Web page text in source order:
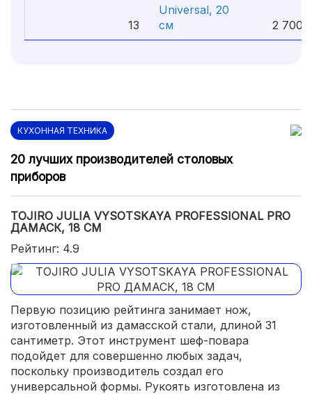
13
Universal, 20
см
2 700
КУХОННАЯ ТЕХНИКА
20 лучших производителей столовых
приборов
TOJIRO JULIA VYSOTSKAYA PROFESSIONAL PRO
ДАМАСК, 18 СМ
Рейтинг: 4.9
Первую позицию рейтинга занимает нож,
изготовленный из дамасской стали, длиной 31
сантиметр. Этот инструмент шеф-повара
подойдет для совершенно любых задач,
поскольку производитель создал его
универсальной формы. Рукоять изготовлена из